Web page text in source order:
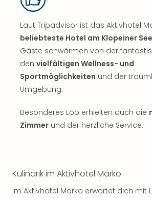
Laut Tripadvisor ist das Aktivhotel
beliebteste Hotel am Klopeiner See
Gäste schwärmen von der
den vielfältigen Wellness- und
Sportmöglichkeiten und der
Umgebung.
Besonderes Lob erhielten auch die
Zimmer und der herzliche Service.
Kulinarik im Aktivhotel Marko
Im Aktivhotel Marko erwartet dich mit